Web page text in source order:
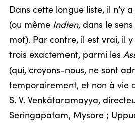
Dans cette longue liste, il n’y a
(ou même Indien, dans le
mot). Par contre, il est vrai, il
trois exactement, parmi les
(qui, croyons-nous, ne sont
temporairement, et non à vie
S. V. Venkâtaramayya,
Seringapatam, Mysore ;